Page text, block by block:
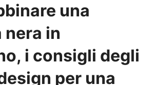
una
nera in
i consigli degli
per una